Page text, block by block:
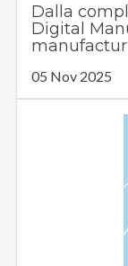
Dalla
Digital
05 Nov 2025